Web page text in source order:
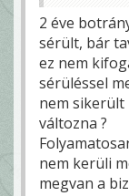
2 éve
sérült, bár
ez nem
sérüléssel
nem sikerült
változna ?
nem kerüli
megvan a